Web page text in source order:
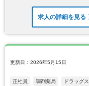
求人の詳細を見る
更新日：2026年5月15日
正社員 調剤薬局 ドラッグ